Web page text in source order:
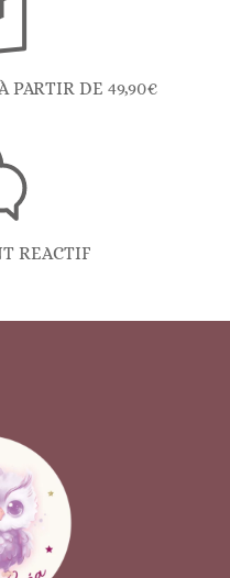
PARTIR DE 49,90€
REACTIF